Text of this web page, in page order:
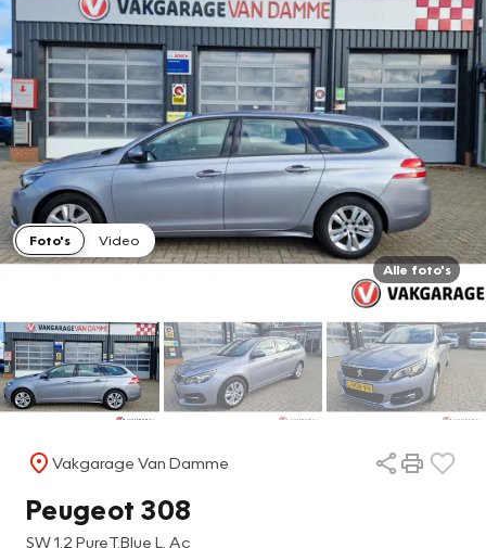
Foto's
Video
Alle foto's
Vakgarage Van Damme
Peugeot 308
SW 1.2 PureT.Blue L. Ac